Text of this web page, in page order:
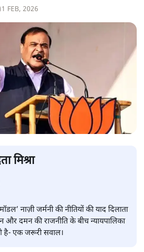
1 FEB, 2026
मिश्रा
नाज़ी जर्मनी की नीतियों की याद दिलाता
और दमन की राजनीति के बीच न्यायपालिका
है- एक जरूरी सवाल।